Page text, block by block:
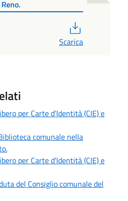
Scarica
per Carte d'Identità (CIE) e
comunale nella
per Carte d'Identità (CIE) e
del Consiglio comunale del